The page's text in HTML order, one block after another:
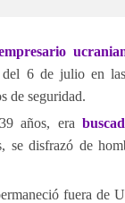
6 de julio en
de seguridad.
años, era
se disfrazó de
fuera de